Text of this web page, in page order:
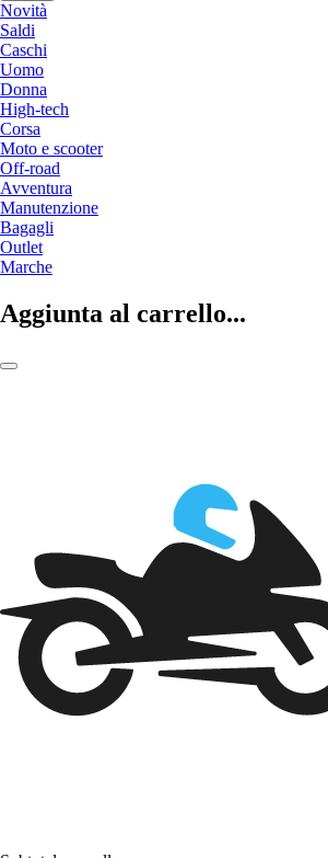
Novità
Saldi
Caschi
Uomo
Donna
High-tech
Corsa
Moto e scooter
Off-road
Avventura
Manutenzione
Bagagli
Outlet
Marche
Aggiunta al carrello...